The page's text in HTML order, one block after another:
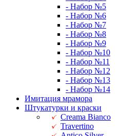
- Набор №5
- Набор №6
- Набор №7
- Набор №8
- Набор №9
- Набор №10
- Набор №11
- Набор №12
- Набор №13
- Набор №14
Имитация мрамора
Штукатурки и краски
Creama Bianco
Travertino